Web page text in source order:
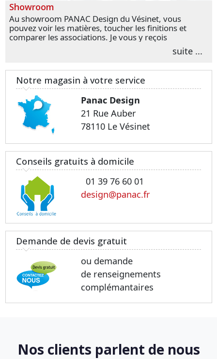
Showroom
Au showroom PANAC Design du Vésinet, vous
pouvez voir les matières, toucher les finitions et
comparer les associations. Je vous y reçois
personnellement pour parler de votre projet et
transformer vos premières idées en choix plussuite ...
Notre magasin à votre service
Panac Design
21 Rue Auber
78110 Le Vésinet
Conseils gratuits à domicile
01 39 76 60 01
design@panac.fr
Demande de devis gratuit
ou demande
de renseignements
complémantaires
Nos clients parlent de nous